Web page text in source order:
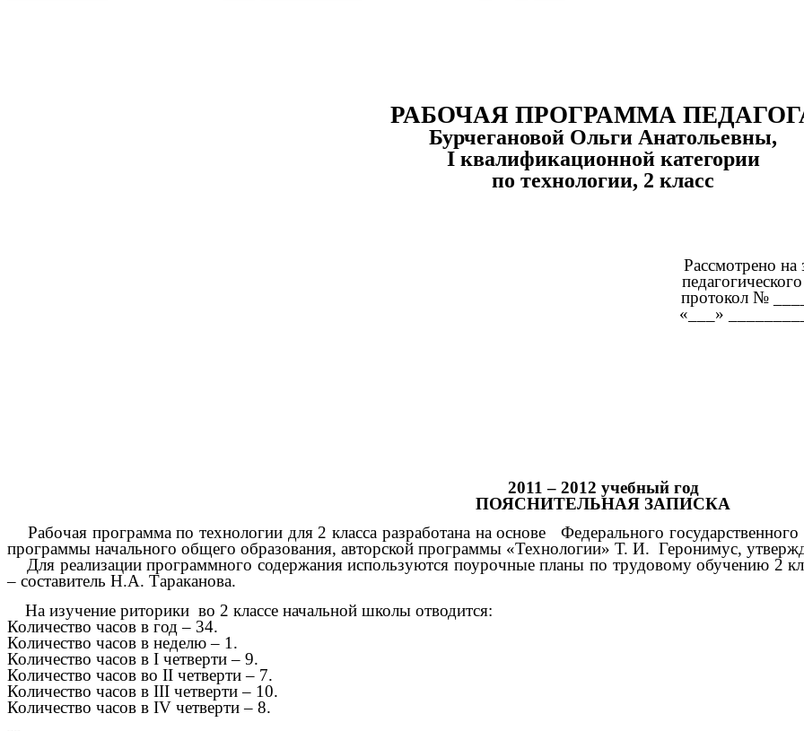
РАБОЧАЯ ПРОГРАММА
Бурчегановой Ольги Анатольевны,
I квалификационной категории
по технологии, 2 класс
Рассмотрено на
педагогического
протокол № _____
«___» _________
2011 – 2012 учебный год
ПОЯСНИТЕЛЬНАЯ ЗАПИСКА
Рабочая программа по технологии для 2 класса разработана на основе Федерального
программы начального общего образования, авторской программы «Технологии» Т. И. Геронимус,
Для реализации программного содержания используются поурочные планы по трудовому обучению 2
– составитель Н.А. Тараканова.
На изучение риторики во 2 классе начальной школы отводится:
Количество часов в год – 34.
Количество часов в неделю – 1.
Количество часов в I четверти – 9.
Количество часов во II четверти – 7.
Количество часов в III четверти – 10.
Количество часов в IV четверти – 8.